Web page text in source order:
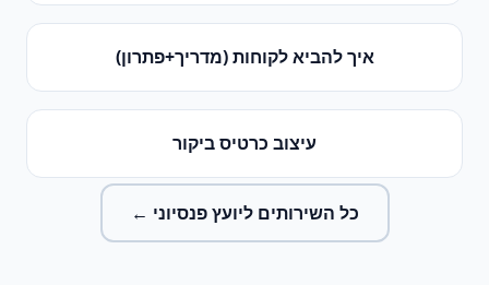
איך להביא לקוחות (מדריך+פתרון)
עיצוב כרטיס ביקור
כל השירותים ליועץ פנסיוני ←